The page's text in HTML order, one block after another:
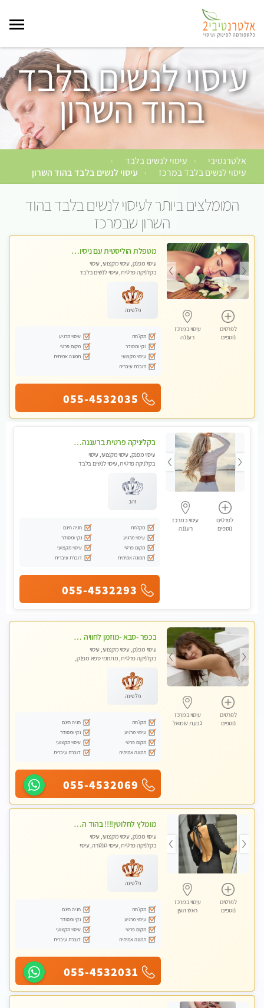
עיסוי לנשים בלבד
בהוד השרון
אלטרנטיבי › עיסוי לנשים בלבד ›
עיסוי לנשים בלבד במרכז › עיסוי לנשים בלבד בהוד השרון
המומלצים ביותר לעיסוי לנשים בלבד בהוד
השרון שבמרכז
לפרטים
נוספים
עיסוי במרכז
רעננה
מטפלת הוליסטית עם ניסיון מעל עשור. עיסוי הוליסטי לגוף ולנשמה עם שמנים חמים מתאים: לגברים/נשים ונשים בהריון . ומקצועית ברמה גבוהה
עיסוי מפנק, עיסוי מקצועי, עיסוי
בקלניקה פרטית, עיסוי לנשים בלבד
פלטינה
מקלחת
עיסוי מרגיע
נקי ומסודר
מקום פרטי
עיסוי מקצועי
תמונה אמיתית
דוברת עיברית
055-4532035
לפרטים
נוספים
עיסוי במרכז
רעננה
בקליניקה פרטית ברעננה עיסוי לחידוש אנרגיות עיסוי מומלץ מאוד !
עיסוי מפנק, עיסוי מקצועי, עיסוי
בקלניקה פרטית, עיסוי לנשים בלבד
זהב
מקלחת
חניה חינם
עיסוי מרגיע
נקי ומסודר
מקום פרטי
עיסוי מקצועי
תמונה אמיתית
דוברת עיברית
055-4532293
לפרטים
נוספים
עיסוי במרכז
גבעת שמואל
בכפר -סבא -מוזמן לחוויה בלתי נשכחת!!!עיסוי מפנק ביותר מומלץ לחלוטין!!!
עיסוי מפנק, עיסוי מקצועי, עיסוי
בקלניקה פרטית, מתחמי ספא מפנק,
לנשים בלבד
פלטינה
מקלחת
חניה חינם
עיסוי מרגיע
נקי ומסודר
מקום פרטי
עיסוי מקצועי
תמונה אמיתית
דוברת עיברית
055-4532069
לפרטים
נוספים
עיסוי במרכז
ראש העין
מומלץ לחלוטין!!!! בהוד השרון מעסה מקצועית לעיסוי ברמה גבוהה VIP תתקשר .....
עיסוי מפנק, עיסוי מקצועי, עיסוי
בקלניקה פרטית, עיסוי טנטרה, עיסוי
פלטינה
מקלחת
חניה חינם
עיסוי מרגיע
נקי ומסודר
מקום פרטי
עיסוי מקצועי
תמונה אמיתית
דוברת עיברית
055-4532031